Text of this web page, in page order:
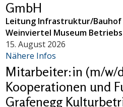
GmbH
Leitung Infrastruktur/Bauhof
Weinviertel Museum Betriebs
15. August 2026
Nähere Infos
Mitarbeiter:in (m/w/
Kooperationen und
Grafenegg